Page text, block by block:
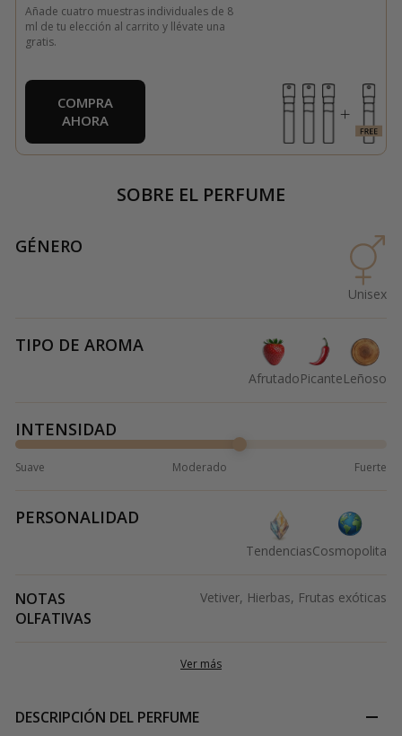
Añade cuatro muestras individuales de 8
ml de tu elección al carrito y llévate una
gratis.
COMPRA
AHORA
SOBRE EL PERFUME
GÉNERO
Unisex
TIPO DE AROMA
AfrutadoPicanteLeñoso
INTENSIDAD
Suave Moderado Fuerte
PERSONALIDAD
TendenciasCosmopolita
NOTAS
OLFATIVAS
Vetiver, Hierbas, Frutas exóticas
Ver más
DESCRIPCIÓN DEL PERFUME